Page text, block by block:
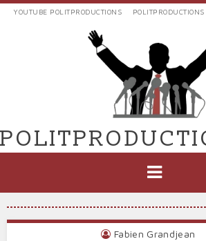
Aller
EXTERNES
POLIT'PRODUCTIONS
YOUTUBE POLITPRODUCTIONS
PRINCIPALE
Fabien Grandjean